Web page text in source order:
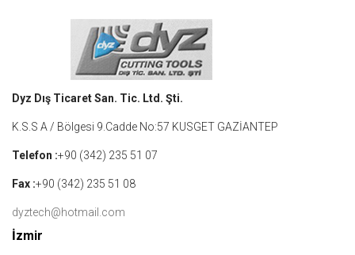
Dyz Dış Ticaret San. Tic. Ltd. Şti.
K.S.S A / Bölgesi 9.Cadde No:57 KUSGET GAZİANTEP
Telefon :+90 (342) 235 51 07
Fax :+90 (342) 235 51 08
dyztech@hotmail.com
İzmir